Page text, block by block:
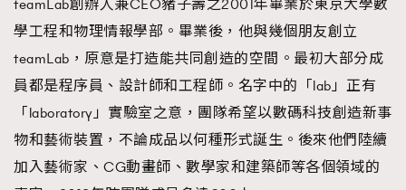
teamLab創辦人兼CEO豬子壽之2001年畢業於東京大學數
學工程和物理情報學部。畢業後，他與幾個朋友創立
teamLab，原意是打造能共同創造的空間。最初大部分成
員都是程序員、設計師和工程師。名字中的「lab」正有
「laboratory」實驗室之意，團隊希望以數碼科技創造新事
物和藝術裝置，不論成品以何種形式誕生。後來他們陸續
加入藝術家、CG動畫師、數學家和建築師等各個領域的